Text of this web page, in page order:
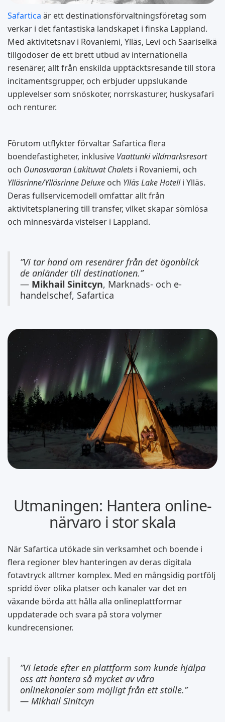
Safartica är ett destinationsförvaltningsföretag som
verkar i det fantastiska landskapet i finska Lappland.
Med aktivitetsnav i Rovaniemi, Ylläs, Levi och Saariselkä
tillgodoser de ett brett utbud av internationella
resenärer, allt från enskilda upptäcktsresande till stora
incitamentsgrupper, och erbjuder uppslukande
upplevelser som snöskoter, norrskasturer, huskysafari
och renturer.
Förutom utflykter förvaltar Safartica flera
boendefastigheter, inklusive Vaattunki vildmarksresort
och Ounasvaaran Lakituvat Chalets i Rovaniemi, och
Ylläsrinne/Ylläsrinne Deluxe och Ylläs Lake Hotelli Ylläs.
Deras fullservicemodell omfattar allt från
aktivitetsplanering till transfer, vilket skapar sömlösa
och minnesvärda vistelser i Lappland.
”Vi tar hand om resenärer från det ögonblick
de anländer till destinationen.”
— Mikhail Sinitcyn, Marknads- och e-
handelschef, Safartica
Utmaningen: Hantera online-
närvaro i stor skala
När Safartica utökade sin verksamhet och boende i
flera regioner blev hanteringen av deras digitala
fotavtryck alltmer komplex. Med en mångsidig portfölj
spridd över olika platser och kanaler var det en
växande börda att hålla alla onlineplattformar
uppdaterade och svara på stora volymer
kundrecensioner.
”Vi letade efter en plattform som kunde hjälpa
oss att hantera så mycket av våra
onlinekanaler som möjligt från ett ställe.”
— Mikhail Sinitcyn